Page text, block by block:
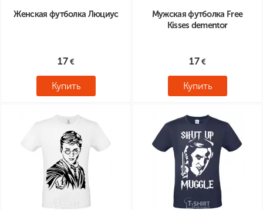
Женская футболка Люциус
17
Купить
Мужская футболка Free
Kisses dementor
17
Купить